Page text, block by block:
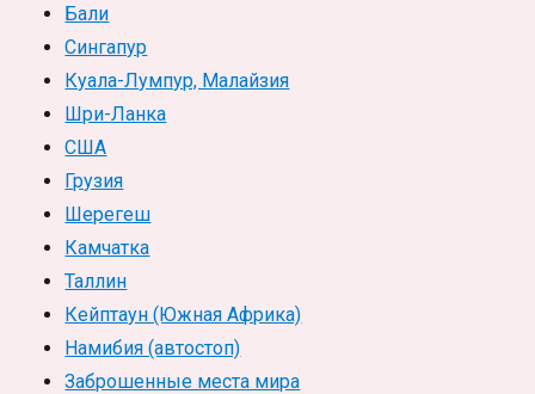
Бали
Сингапур
Куала-Лумпур, Малайзия
Шри-Ланка
США
Грузия
Шерегеш
Камчатка
Таллин
Кейптаун (Южная Африка)
Намибия (автостоп)
Заброшенные места мира